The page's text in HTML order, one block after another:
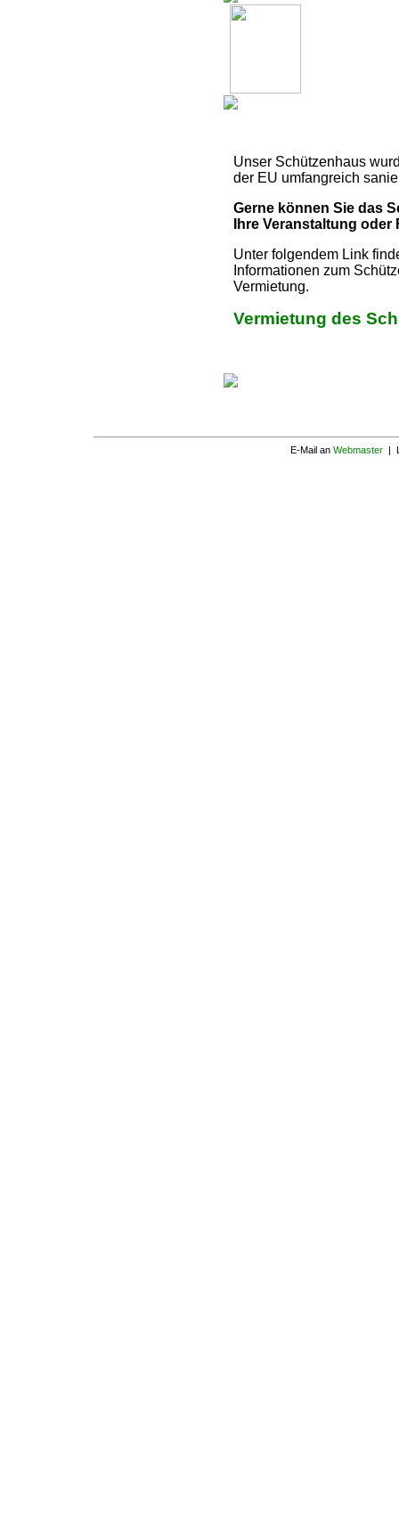
Unser Schützenhaus
der EU umfangreich
Gerne können Sie das
Ihre Veranstaltung oder
Unter folgendem Link
Informationen zum
Vermietung.
Vermietung des
E-Mail an Webmaster|